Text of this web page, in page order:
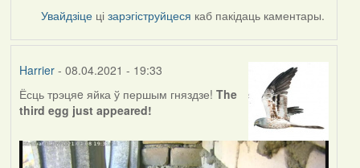
Увайдзіце цізарэгіструйцеся каб пакідаць каментары.
Harrier- 08.04.2021 - 19:33
Ёсць трэцяe яйка ў першым гняздзе! The
third egg just appeared!